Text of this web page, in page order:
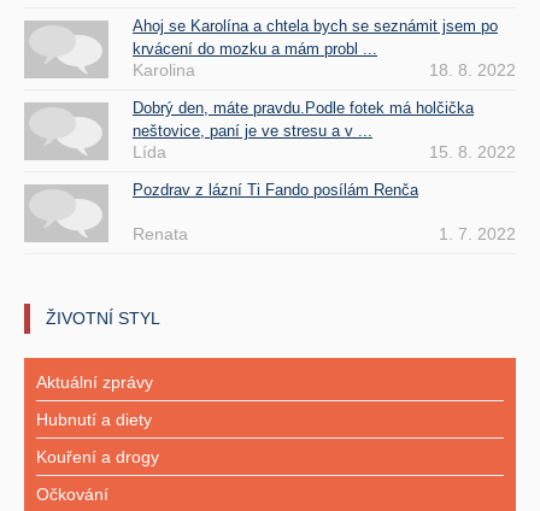
Ahoj se Karolína a chtela bych se seznámit jsem po
krvácení do mozku a mám probl ...
Karolina 18. 8. 2022
Dobrý den, máte pravdu.Podle fotek má holčička
neštovice, paní je ve stresu a v ...
Lída 15. 8. 2022
Pozdrav z lázní Ti Fando posílám Renča
Renata 1. 7. 2022
ŽIVOTNÍ STYL
Aktuální zprávy
Hubnutí a diety
Kouření a drogy
Očkování